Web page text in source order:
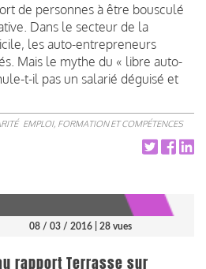
de personnes à être bousculé
Dans le secteur de la
les auto-entrepreneurs
Mais le mythe du « libre auto-
t-il pas un salarié déguisé et
EMPLOI, FORMATION ET COMPÉTENCES
08 / 03 / 2016 | 28 vues
rapport Terrasse sur